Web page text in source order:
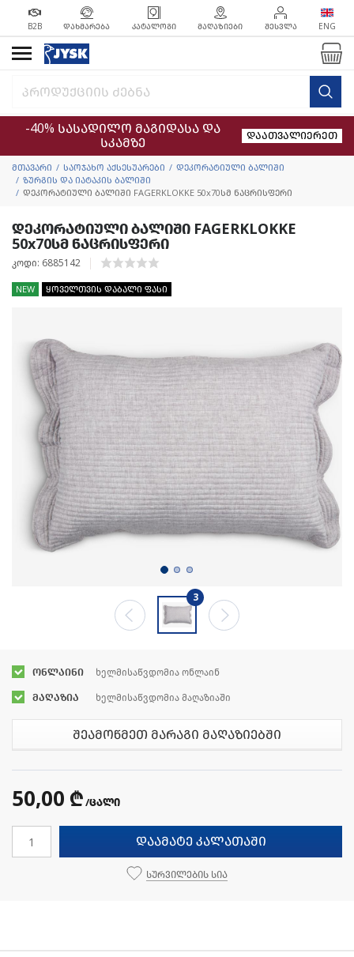
B2B ᲓᲐᲮᲛᲐᲠᲔᲑᲐ ᲙᲐᲢᲐᲚᲝᲒᲘ ᲛᲐᲦᲐᲖᲘᲔᲑᲘ ᲨᲔᲡᲕᲚᲐ ENG
-40% სასადილო მაგიდასა და
სკამზე
დაათვალიერეთ
მთავარი საოჯახო აქსესუარები
დეკორატიული ბალიში
ზურგის და იატაკის ბალიში
დეკორატიული ბალიში FAGERKLOKKE 50x70სმ ნაცრისფერი
დეკორატიული ბალიში FAGERKLOKKE
50x70სმ ნაცრისფერი
კოდი: 6885142
NEW ყოველთვის დაბალი ფასი
3
ონლაინი ხელმისაწვდომია ონლაინ
მაღაზია ხელმისაწვდომია მაღაზიაში
შეამოწმეთ მარაგი მაღაზიებში
50,00 ₾ /ცალი
დაამატე კალათაში
სურვილების სია